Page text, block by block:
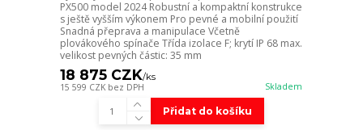
PX500 model 2024 Robustní a kompaktní konstrukce
s ještě vyšším výkonem Pro pevné a mobilní použití
Snadná přeprava a manipulace Včetně
plovákového spínače Třída izolace F; krytí IP 68 max.
velikost pevných částic: 35 mm
18 875 CZK/ks
15 599 CZK bez DPH Skladem
Přidat do košíku